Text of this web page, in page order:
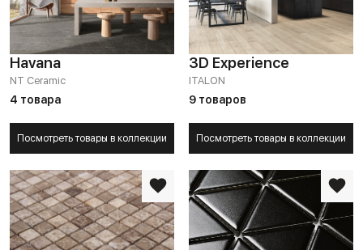
Havana
NT Ceramic
4 товара
Посмотреть товары в коллекции
3D Experience
ITALON
9 товаров
Посмотреть товары в коллекции